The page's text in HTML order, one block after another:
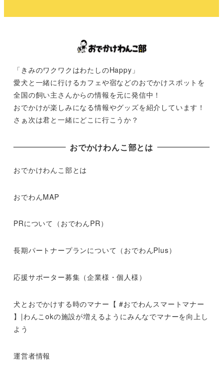
「きみのワクワクはわたしのHappy」
愛犬と一緒に行けるカフェや宿などのおでかけスポットを
全国の飼い主さんからの情報を元に発信中！
おでかけが楽しみになる情報やグッズを紹介しています！
さぁ次は君と一緒にどこに行こうか？
おでかけわんこ部とは
おでかけわんこ部とは
おでわんMAP
PRについて（おでわんPR）
長期パートナープランについて（おでわんPlus）
応援サポーター募集（企業様・個人様）
犬とおでかけする時のマナー【 #おでわんスマートマナー
】|わんこokの施設が増えるようにみんなでマナーを向上し
よう
運営者情報